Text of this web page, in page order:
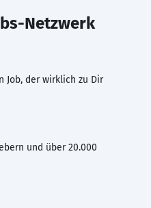
Netzwerk
Job, der wirklich zu Dir
und über 20.000